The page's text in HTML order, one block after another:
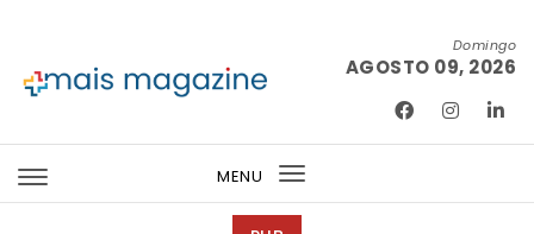
Domingo
AGOSTO 09, 2026
MENU
Toggle